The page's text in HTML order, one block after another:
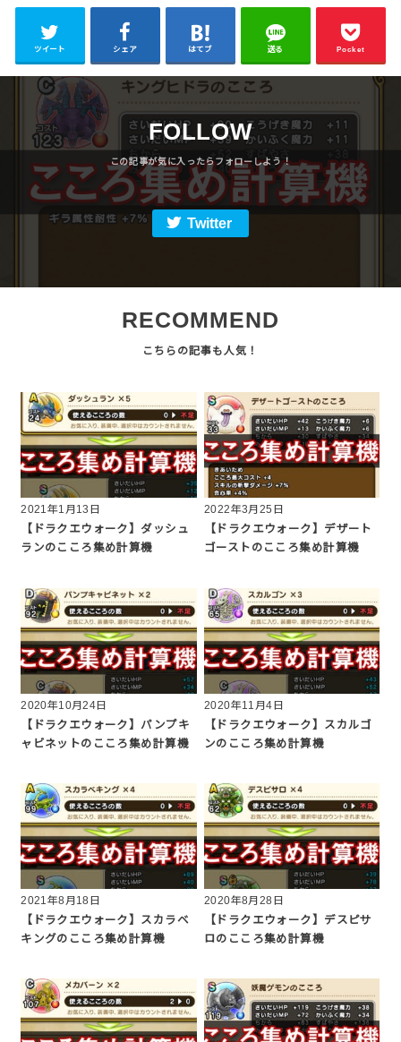
ツイート シェア はてブ 送る Pocket
FOLLOW
Twitter
RECOMMEND
2021年1月13日
【ドラクエウォーク】ダッシュ
ランのこころ集め計算機
2022年3月25日
【ドラクエウォーク】デザート
ゴーストのこころ集め計算機
2020年10月24日
【ドラクエウォーク】パンプキ
ャビネットのこころ集め計算機
2020年11月4日
【ドラクエウォーク】スカルゴ
ンのこころ集め計算機
2021年8月18日
【ドラクエウォーク】スカラベ
キングのこころ集め計算機
2020年8月28日
【ドラクエウォーク】デスピサ
ロのこころ集め計算機